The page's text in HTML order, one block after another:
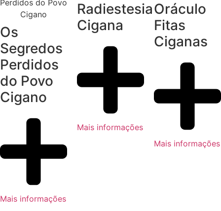
Os
Segredos
Perdidos
do Povo
Cigano
Mais informações
Radiestesia
Cigana
Mais informações
Oráculo
Fitas
Ciganas
Mais informações